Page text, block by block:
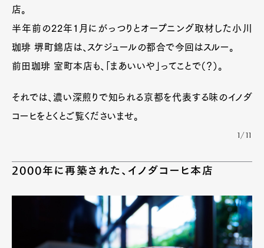
店。
半年前の22年1月にがっつりとオープニング取材した小川
珈琲 堺町錦店は、スケジュールの都合で今回はスルー。
前田珈琲 室町本店も、「まあいいや」ってことで（？）。
それでは、濃い深煎りで知られる京都を代表する味のイノダ
コーヒをとくとご覧くださいませ。
1/11
2000年に再築された、イノダコーヒ本店